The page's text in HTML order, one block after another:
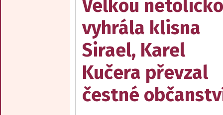
Velkou
vyhrála klisna
Sirael, Karel
Kučera převzal
čestné